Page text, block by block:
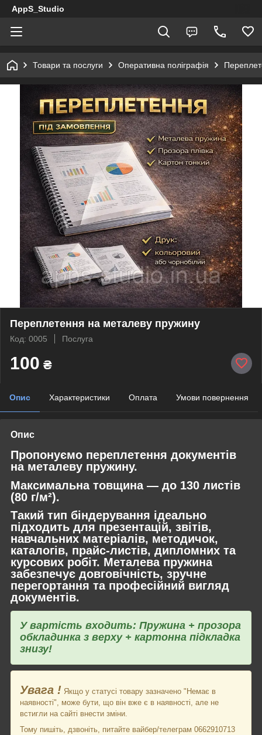
AppS_Studio
Товари та послуги Оперативна поліграфія
Переплетення на металеву пружину
Код: 0005 Послуга
100 ₴
Опис Характеристики Оплата Умови повернення
Опис
Пропонуємо переплетення документів
на металеву пружину.
Максимальна товщина — до 130 листів
(80 г/м²).
Такий тип біндерування ідеально
підходить для презентацій, звітів,
навчальних матеріалів, методичок,
каталогів, прайс-листів, дипломних та
курсових робіт. Металева пружина
забезпечує довговічність, зручне
перегортання та професійний вигляд
документів.
У вартість входить: Пружина + прозора
обкладинка з верху + картонна підкладка
знизу!
Увага ! Якщо у статусі товару зазначено "Немає в
наявності", може бути, що він вже є в наявності, але не
встигли на сайті внести зміни.
Тому пишіть, дзвоніть, питайте вайбер/телеграм 0662910713